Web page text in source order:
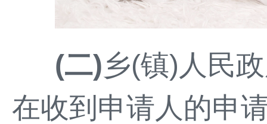
(二)乡(镇)人民
在收到申请人的申